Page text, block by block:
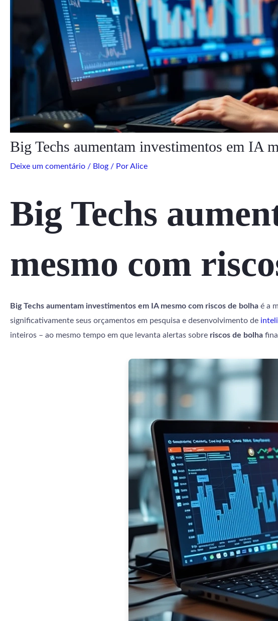
Big Techs aumentam investimentos em IA
Deixe um comentário / Blog / PorAlice
Big Techs
mesmo com
Big Techs aumentam investimentos em IA mesmo com riscos de bolha é a
significativamente seus orçamentos em pesquisa e desenvolvimento de
inteiros – ao mesmo tempo em que levanta alertas sobre riscos de bolha